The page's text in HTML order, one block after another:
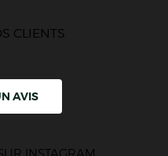
CLIENTS
AVIS